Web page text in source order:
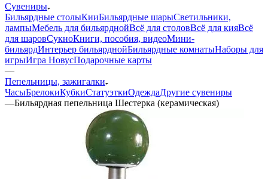
Сувениры
Бильярдные столыКииБильярдные шарыСветильники,
лампыМебель для бильярднойВсё для столовВсё для кияВсё
для шаровСукноКниги, пособия, видеоМини-
бильярдИнтерьер бильярднойБильярдные комнатыНаборы для
игрыИгра НовусПодарочные карты
—
Пепельницы, зажигалки
ЧасыБрелокиКубкиСтатуэткиОдеждаДругие сувениры
—Бильярдная пепельница Шестерка (керамическая)